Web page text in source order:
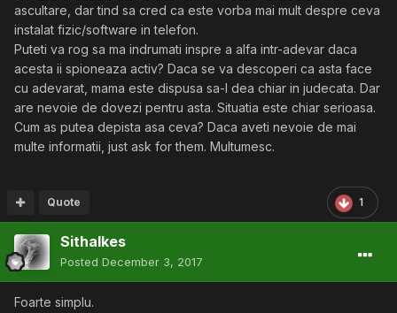
ascultare, dar tind sa cred ca este vorba mai mult despre ceva
instalat fizic/software in telefon.
Puteti va rog sa ma indrumati inspre a alfa intr-adevar daca
acesta ii spioneaza activ? Daca se va descoperi ca asta face
cu adevarat, mama este dispusa sa-l dea chiar in judecata. Dar
are nevoie de dovezi pentru asta. Situatia este chiar serioasa.
Cum as putea depista asa ceva? Daca aveti nevoie de mai
multe informatii, just ask for them. Multumesc.
1
Quote
Sithalkes
Posted December 3, 2017
Foarte simplu.